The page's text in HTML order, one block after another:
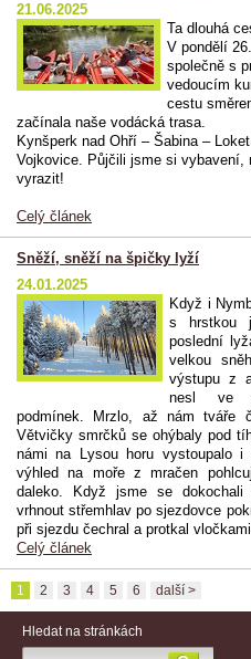
21.06.2025
Ta dlouhá
V pondělí
společně s
vedoucím
cestu
začínala naše vodácká trasa.
Kynšperk nad Ohří – Šabina –
Vojkovice. Půjčili jsme si vybavení,
vyrazit!
Celý článek
Sněží, sněží na špičky lyží
24.01.2025
Když i
s hrstkou
poslední
velkou
výstupu z
nesl ve
podmínek. Mrzlo, až nám tváře
Větvičky smrčků se ohýbaly pod
námi na Lysou horu vystoupalo
výhled na moře z mračen
daleko. Když jsme se
vrhnout střemhlav po sjezdovce
při sjezdu čechral a protkal
Celý článek
1 2 3 4 5 6 další >
Hledat na stránkách